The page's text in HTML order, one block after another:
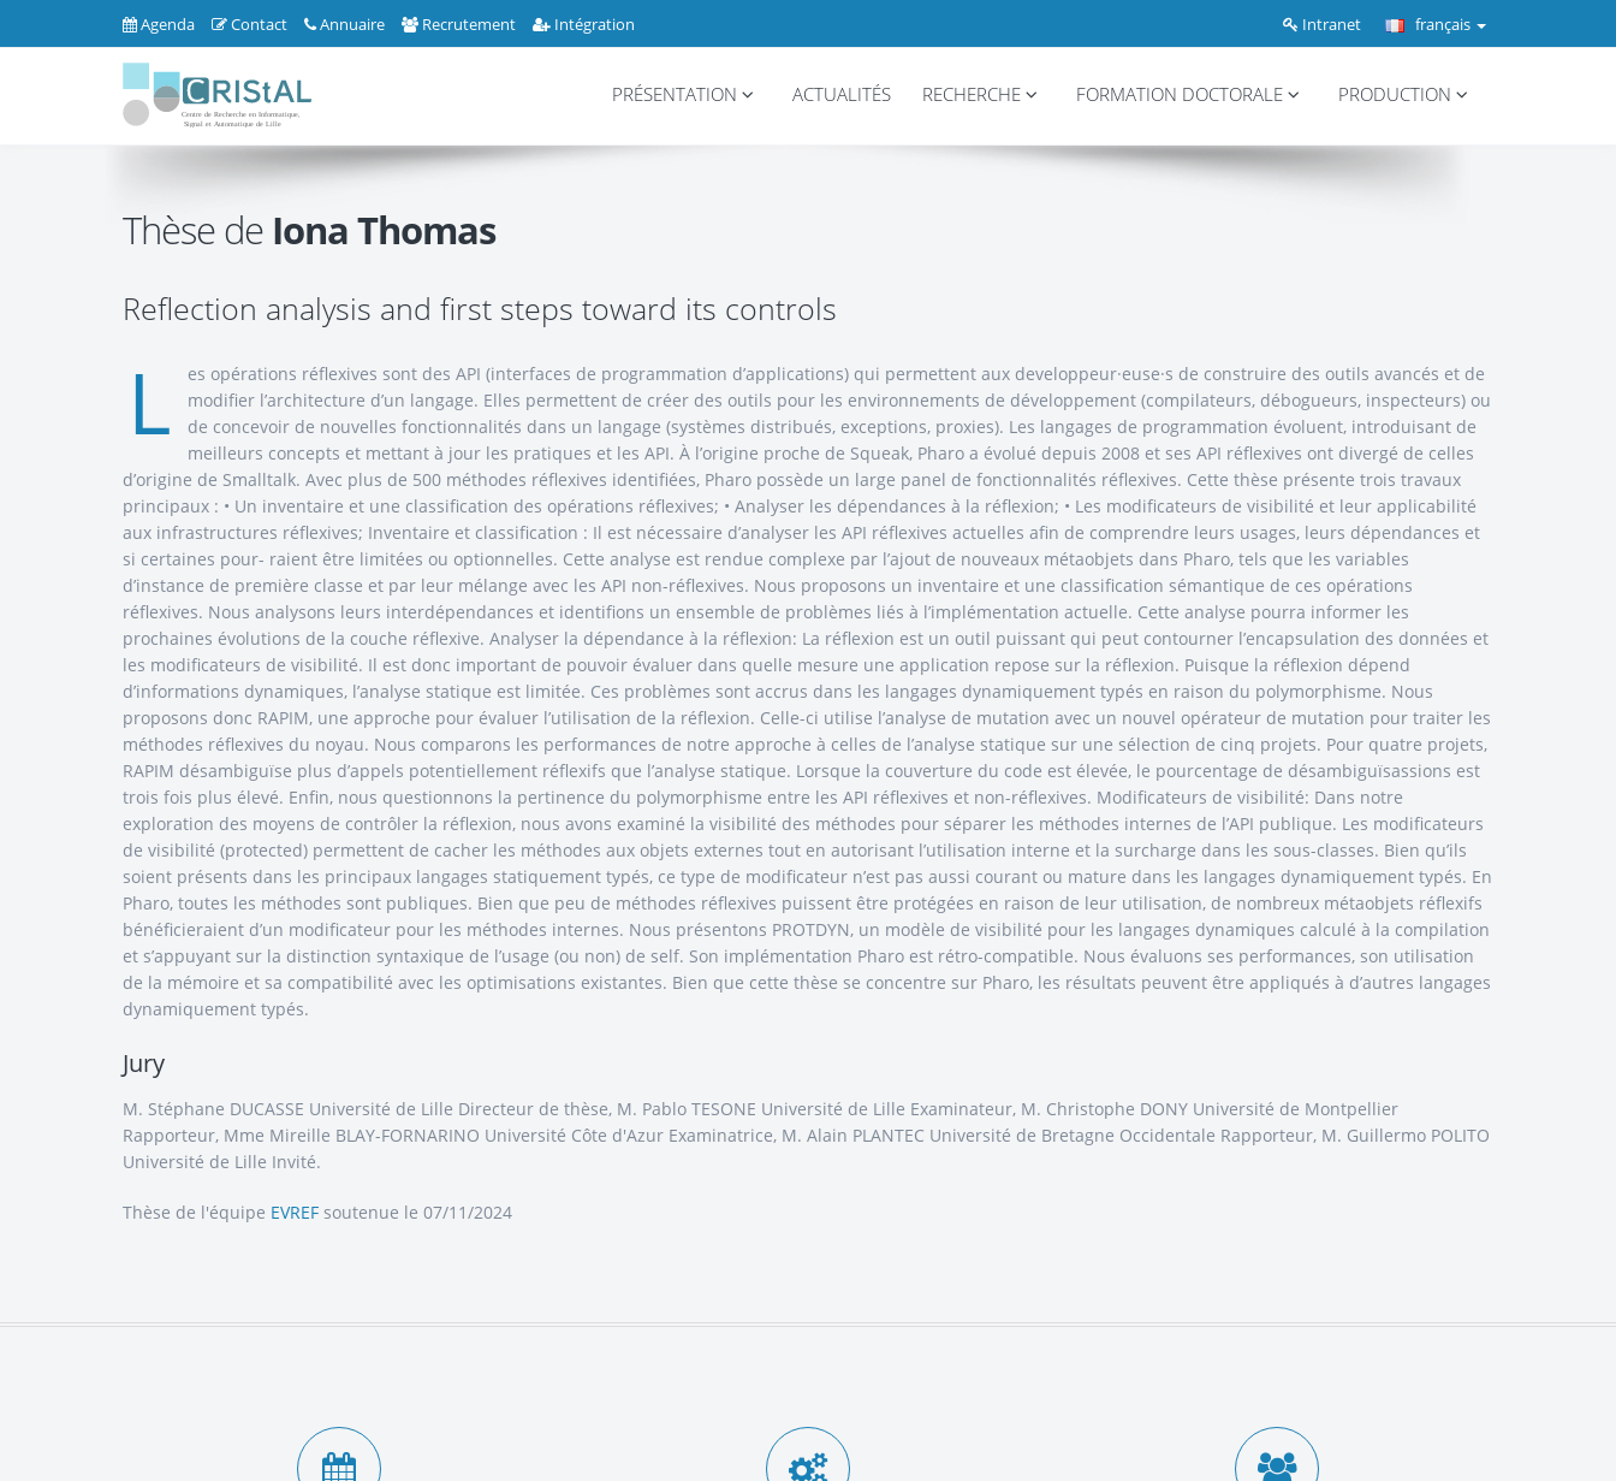
Agenda Contact Annuaire Recrutement Intégration français
Intranet
PRÉSENTATION ACTUALITÉS RECHERCHE FORMATION DOCTORALE PRODUCTION
Thèse de Iona Thomas
Reflection analysis and first steps toward its controls
L
es opérations réflexives sont des API (interfaces de programmation d’applications) qui permettent aux developpeur·euse·s de construire des outils avancés et de
modifier l’architecture d’un langage. Elles permettent de créer des outils pour les environnements de développement (compilateurs, débogueurs, inspecteurs) ou
de concevoir de nouvelles fonctionnalités dans un langage (systèmes distribués, exceptions, proxies). Les langages de programmation évoluent, introduisant de
meilleurs concepts et mettant à jour les pratiques et les API. À l’origine proche de Squeak, Pharo a évolué depuis 2008 et ses API réflexives ont divergé de celles
d’origine de Smalltalk. Avec plus de 500 méthodes réflexives identifiées, Pharo possède un large panel de fonctionnalités réflexives. Cette thèse présente trois travaux
principaux : • Un inventaire et une classification des opérations réflexives; • Analyser les dépendances à la réflexion; • Les modificateurs de visibilité et leur applicabilité
aux infrastructures réflexives; Inventaire et classification : Il est nécessaire d’analyser les API réflexives actuelles afin de comprendre leurs usages, leurs dépendances et
si certaines pour- raient être limitées ou optionnelles. Cette analyse est rendue complexe par l’ajout de nouveaux métaobjets dans Pharo, tels que les variables
d’instance de première classe et par leur mélange avec les API non-réflexives. Nous proposons un inventaire et une classification sémantique de ces opérations
réflexives. Nous analysons leurs interdépendances et identifions un ensemble de problèmes liés à l’implémentation actuelle. Cette analyse pourra informer les
prochaines évolutions de la couche réflexive. Analyser la dépendance à la réflexion: La réflexion est un outil puissant qui peut contourner l’encapsulation des données et
les modificateurs de visibilité. Il est donc important de pouvoir évaluer dans quelle mesure une application repose sur la réflexion. Puisque la réflexion dépend
d’informations dynamiques, l’analyse statique est limitée. Ces problèmes sont accrus dans les langages dynamiquement typés en raison du polymorphisme. Nous
proposons donc RAPIM, une approche pour évaluer l’utilisation de la réflexion. Celle-ci utilise l’analyse de mutation avec un nouvel opérateur de mutation pour traiter les
méthodes réflexives du noyau. Nous comparons les performances de notre approche à celles de l’analyse statique sur une sélection de cinq projets. Pour quatre projets,
RAPIM désambiguïse plus d’appels potentiellement réflexifs que l’analyse statique. Lorsque la couverture du code est élevée, le pourcentage de désambiguïsassions est
trois fois plus élevé. Enfin, nous questionnons la pertinence du polymorphisme entre les API réflexives et non-réflexives. Modificateurs de visibilité: Dans notre
exploration des moyens de contrôler la réflexion, nous avons examiné la visibilité des méthodes pour séparer les méthodes internes de l’API publique. Les modificateurs
de visibilité (protected) permettent de cacher les méthodes aux objets externes tout en autorisant l’utilisation interne et la surcharge dans les sous-classes. Bien qu’ils
soient présents dans les principaux langages statiquement typés, ce type de modificateur n’est pas aussi courant ou mature dans les langages dynamiquement typés. En
Pharo, toutes les méthodes sont publiques. Bien que peu de méthodes réflexives puissent être protégées en raison de leur utilisation, de nombreux métaobjets réflexifs
bénéficieraient d’un modificateur pour les méthodes internes. Nous présentons PROTDYN, un modèle de visibilité pour les langages dynamiques calculé à la compilation
et s’appuyant sur la distinction syntaxique de l’usage (ou non) de self. Son implémentation Pharo est rétro-compatible. Nous évaluons ses performances, son utilisation
de la mémoire et sa compatibilité avec les optimisations existantes. Bien que cette thèse se concentre sur Pharo, les résultats peuvent être appliqués à d’autres langages
dynamiquement typés.
Jury
M. Stéphane DUCASSE Université de Lille Directeur de thèse, M. Pablo TESONE Université de Lille Examinateur, M. Christophe DONY Université de Montpellier
Rapporteur, Mme Mireille BLAY-FORNARINO Université Côte d'Azur Examinatrice, M. Alain PLANTEC Université de Bretagne Occidentale Rapporteur, M. Guillermo POLITO
Université de Lille Invité.
Thèse de l'équipe EVREF soutenue le 07/11/2024